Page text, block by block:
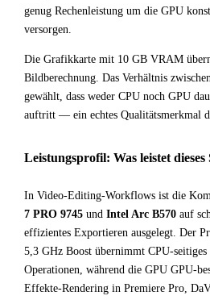
genug Rechenleistung um die GPU
versorgen.
Die Grafikkarte mit 10 GB VRAM
Bildberechnung. Das Verhältnis
gewählt, dass weder CPU noch GPU
auftritt — ein echtes Qualitätsmerkmal
Leistungsprofil: Was leistet
In Video-Editing-Workflows ist die
7 PRO 9745 und Intel Arc B570 auf
effizientes Exportieren ausgelegt. Der
5,3 GHz Boost übernimmt CPU-
Operationen, während die GPU GPU-
Effekte-Rendering in Premiere Pro,